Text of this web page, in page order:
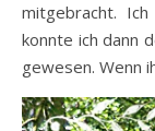
mitgebracht.
konnte ich dann
gewesen. Wenn